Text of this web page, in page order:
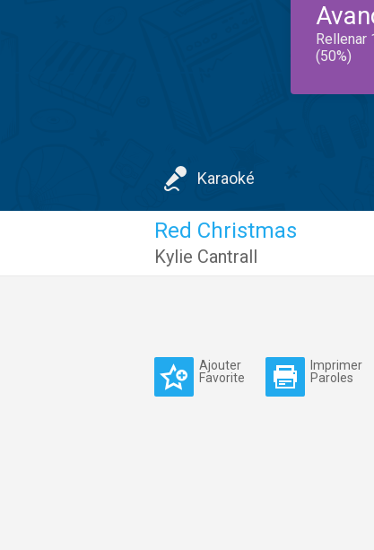
Rellenar
(50%)
Karaoké
Red Christmas
Kylie Cantrall
Ajouter
Favorite
Imprimer
Paroles